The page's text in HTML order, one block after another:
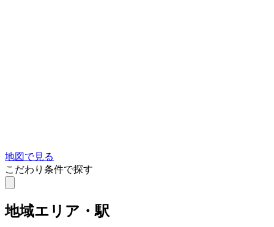
地図で見る
こだわり条件で探す
地域エリア・駅